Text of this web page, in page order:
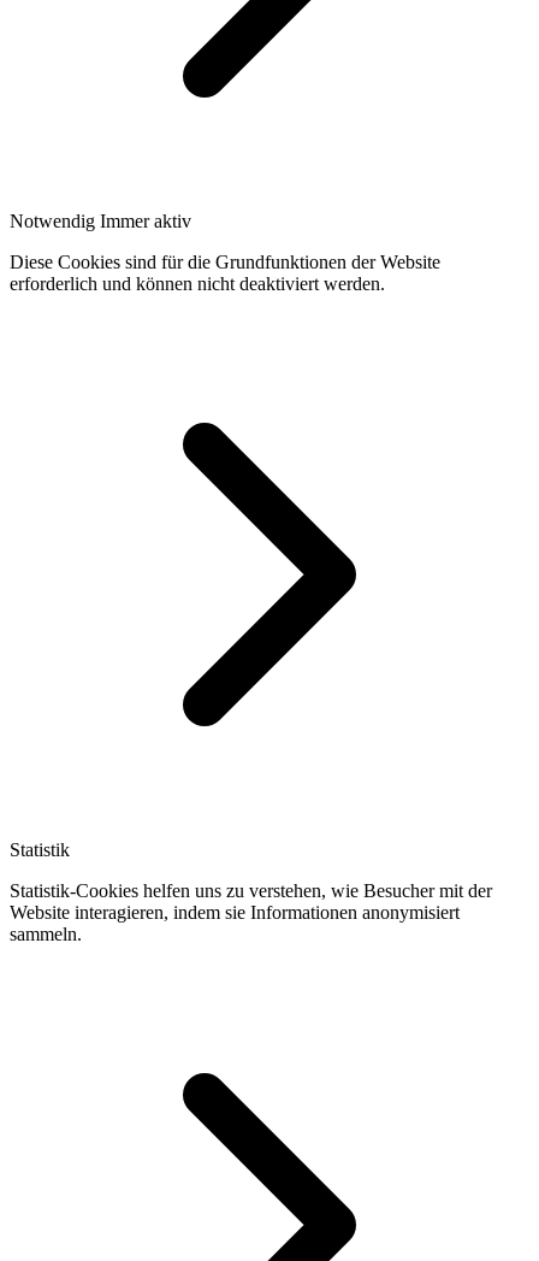
Notwendig Immer aktiv
Diese Cookies sind für die Grundfunktionen der Website
erforderlich und können nicht deaktiviert werden.
Statistik
Statistik-Cookies helfen uns zu verstehen, wie Besucher mit der
Website interagieren, indem sie Informationen anonymisiert
sammeln.